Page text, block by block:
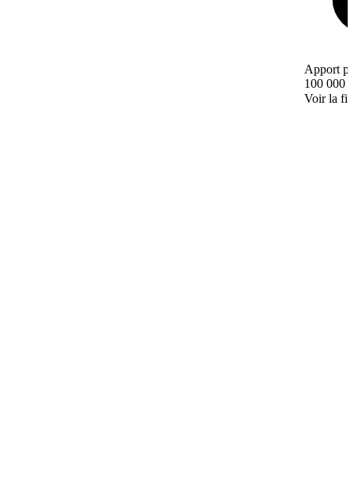
Apport
100 000 €
Voir la